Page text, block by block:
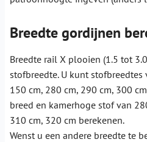
Breedte gordijnen
Breedte rail X plooien (1.5 tot
stofbreedte. U kunt stofbreedtes
150 cm, 280 cm, 290 cm, 300
breed en kamerhoge stof van
310 cm, 320 cm berekenen.
Wenst u een andere breedte te